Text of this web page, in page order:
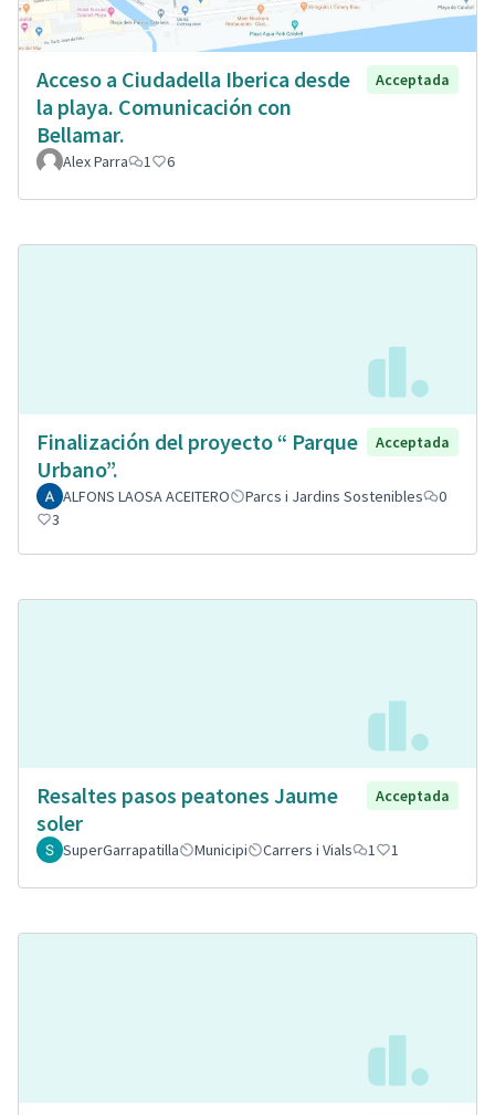
Acceso a Ciudadella Iberica desde
la playa. Comunicación con
Bellamar.
Acceptada
Alex Parra 1 6
Finalización del proyecto “ Parque
Urbano”.
Acceptada
ALFONS LAOSA ACEITERO Parcs i Jardins Sostenibles
0
3
Resaltes pasos peatones Jaume
soler
Acceptada
SuperGarrapatilla Municipi Carrers i Vials 1 1